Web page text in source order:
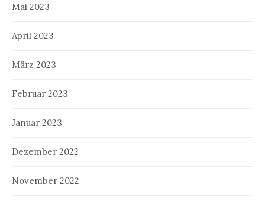
Mai 2023
April 2023
März 2023
Februar 2023
Januar 2023
Dezember 2022
November 2022